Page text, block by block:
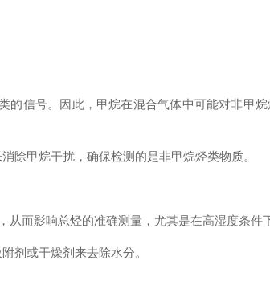
信号。因此，甲烷在混合气体中可能对非甲
除甲烷干扰，确保检测的是非甲烷烃类物质。
从而影响总烃的准确测量，尤其是在高湿度条件
剂或干燥剂来去除水分。